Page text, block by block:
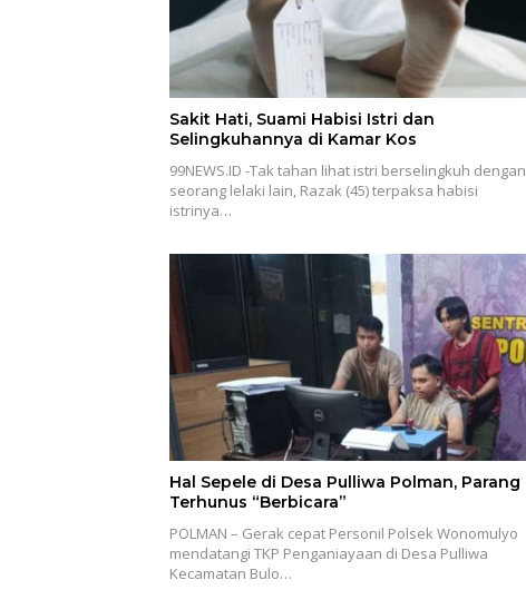
Sakit Hati, Suami Habisi Istri dan
Selingkuhannya di Kamar Kos
99NEWS.ID -Tak tahan lihat istri berselingkuh dengan
seorang lelaki lain, Razak (45) terpaksa habisi
istrinya…
Hal Sepele di Desa Pulliwa Polman, Parang
Terhunus “Berbicara”
POLMAN – Gerak cepat Personil Polsek Wonomulyo
mendatangi TKP Penganiayaan di Desa Pulliwa
Kecamatan Bulo…